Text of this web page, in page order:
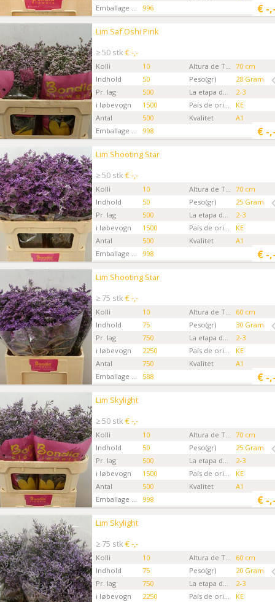
996
€ -
Lim Saf Oshi Pink
≥ 50 stk € -,-
Kolli 10 Altura de Tallo
70 cm
Indhold
50 Peso(gr)
28 Gram
Pr. lag
500
2-3
i løbevogn
1500
KE
Antal
500 Kvalitet
A1
998
€ -
Lim Saf Oshi Pink
Kies eerst een ordertype.
Lim Shooting Star
≥ 50 stk € -,-
Kolli 10 Altura de Tallo
70 cm
Indhold
50 Peso(gr)
25 Gram
Pr. lag
500
2-3
i løbevogn
1500
KE
Antal
500 Kvalitet
A1
998
€ -
Lim Shooting Star
Kies eerst een ordertype.
Lim Shooting Star
≥ 75 stk € -,-
Kolli 10 Altura de Tallo
60 cm
Indhold
75 Peso(gr)
30 Gram
Pr. lag
750
2-3
i løbevogn
2250
KE
Antal
750 Kvalitet
A1
588
€ -
Lim Shooting Star
Kies eerst een ordertype.
Lim Skylight
≥ 50 stk € -,-
Kolli 10 Altura de Tallo
70 cm
Indhold
50 Peso(gr)
25 Gram
Pr. lag
500
2-3
i løbevogn
1500
KE
Antal
500 Kvalitet
A1
998
€ -
Lim Skylight
Kies eerst een ordertype.
Lim Skylight
≥ 75 stk € -,-
Kolli 10 Altura de Tallo
60 cm
Indhold
75 Peso(gr)
20 Gram
Pr. lag
750
2-3
i løbevogn
2250
KE
Lim Skylight
Kies eerst een ordertype.